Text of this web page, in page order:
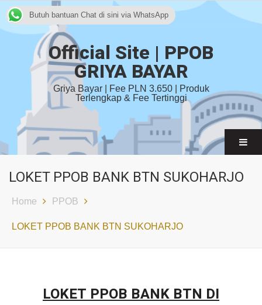
Official Site | PPOB
GRIYA BAYAR
Griya Bayar | Fee PLN 3.650 | Produk
Terlengkap & Fee Tertinggi
LOKET PPOB BANK BTN SUKOHARJO
Home PPOB
LOKET PPOB BANK BTN SUKOHARJO
LOKET PPOB BANK BTN DI
Butuh bantuan Chat di sini via WhatsApp